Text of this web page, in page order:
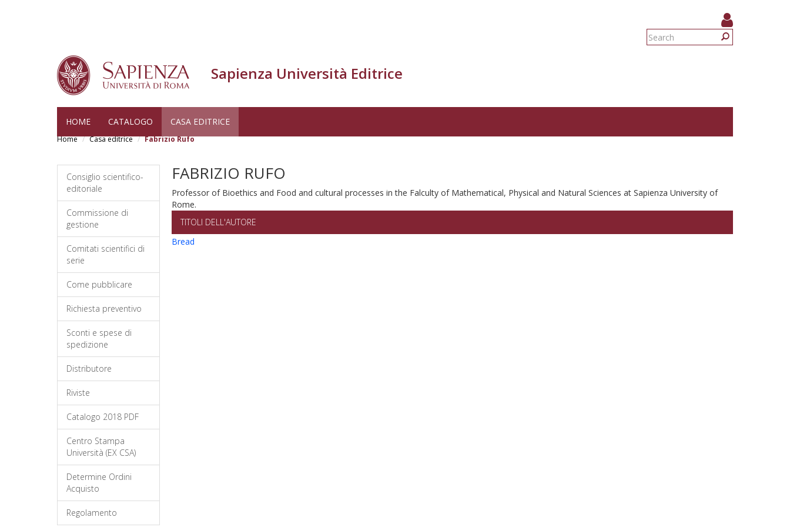
Search
Sapienza Università Editrice
HOME CATALOGO CASA EDITRICE
Home Casa editrice Fabrizio Rufo
Consiglio scientifico-
editoriale
Commissione di
gestione
Comitati scientifici di
serie
Come pubblicare
Richiesta preventivo
Sconti e spese di
spedizione
Distributore
Riviste
Catalogo 2018 PDF
Centro Stampa
Università (EX CSA)
Determine Ordini
Acquisto
Regolamento
FABRIZIO RUFO
Professor of Bioethics and Food and cultural processes in the Falculty of Mathematical, Physical and Natural Sciences at Sapienza University of
Rome.
TITOLI DELL'AUTORE
Bread